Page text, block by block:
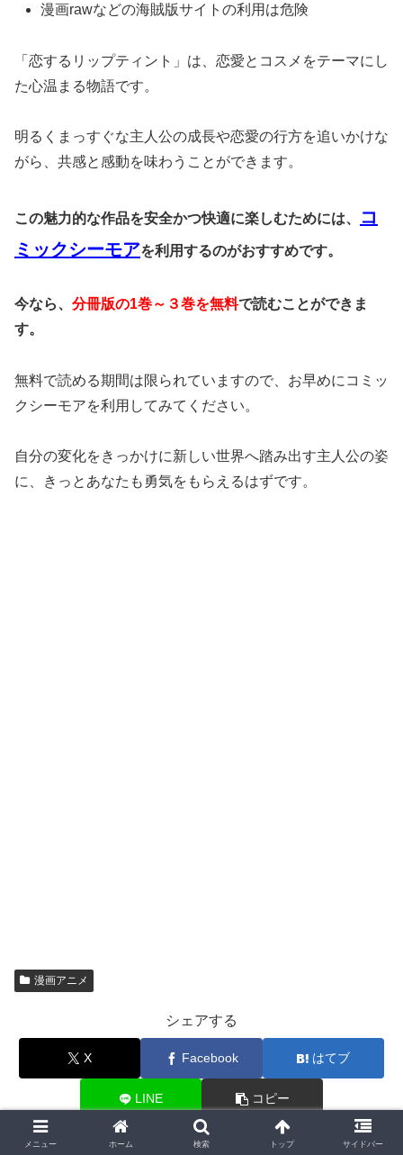
漫画rawなどの海賊版サイトの利用は危険
「恋するリップティント」は、恋愛とコスメをテーマにし
た心温まる物語です。
明るくまっすぐな主人公の成長や恋愛の行方を追いかけな
がら、共感と感動を味わうことができます。
この魅力的な作品を安全かつ快適に楽しむためには、
コ
ミックシーモアを利用するのがおすすめです。
今なら、 分冊版の1巻～３巻を無料で読むことができま
す。
無料で読める期間は限られていますので、お早めにコミッ
クシーモアを利用してみてください。
自分の変化をきっかけに新しい世界へ踏み出す主人公の姿
に、きっとあなたも勇気をもらえるはずです。
漫画アニメ
シェアする
X Facebook はてブ
LINE コピー
メニュー ホーム 検索 トップ サイドバー